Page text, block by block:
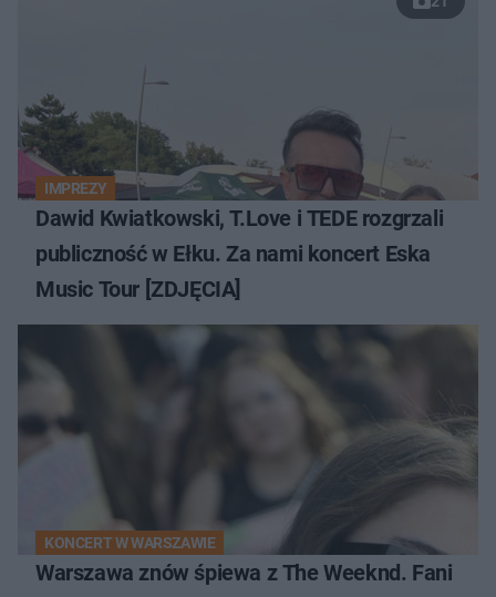
IMPREZY
Dawid Kwiatkowski, T.Love i TEDE rozgrzali
publiczność w Ełku. Za nami koncert Eska
Music Tour [ZDJĘCIA]
KONCERT W WARSZAWIE
Warszawa znów śpiewa z The Weeknd. Fani